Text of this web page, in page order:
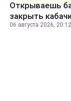
Открываешь
закрыть
06 августа 2026, 20:12